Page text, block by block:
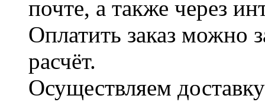
почте, а также через
Оплатить заказ можно
расчёт.
Осуществляем